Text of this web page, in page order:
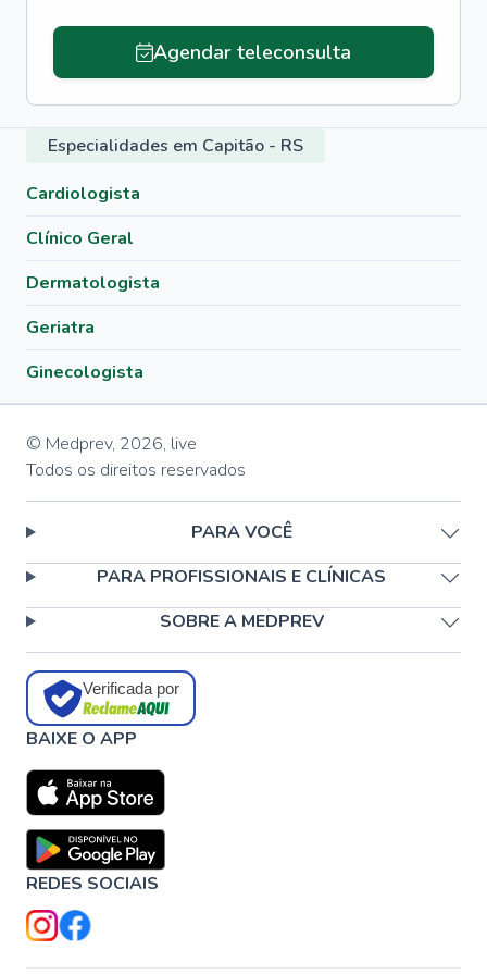
Agendar teleconsulta
Especialidades em Capitão - RS
Cardiologista
Clínico Geral
Dermatologista
Geriatra
Ginecologista
© Medprev, 2026, live
Todos os direitos reservados
PARA VOCÊ
PARA PROFISSIONAIS E CLÍNICAS
SOBRE A MEDPREV
Verificada por
BAIXE O APP
REDES SOCIAIS